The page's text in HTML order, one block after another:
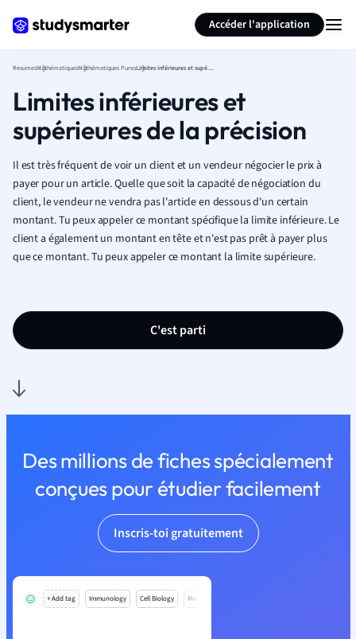
Accéder l'application
ResumesMathématiquesMathématiques Pures Limites inférieures et supérieures de la précision
Limites inférieures et
supérieures de la précision
Il est très fréquent de voir un client et un vendeur négocier le prix à
payer pour un article. Quelle que soit la capacité de négociation du
client, le vendeur ne vendra pas l'article en dessous d'un certain
montant. Tu peux appeler ce montant spécifique la limite inférieure. Le
client a également un montant en tête et n'est pas prêt à payer plus
que ce montant. Tu peux appeler ce montant la limite supérieure.
C'est parti
Des millions de fiches spécialement
conçues pour étudier facilement
Inscris-toi gratuitement
+ Add tag Immunology Cell Biology Mo
Résumer la page